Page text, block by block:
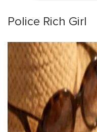
Police Rich Girl